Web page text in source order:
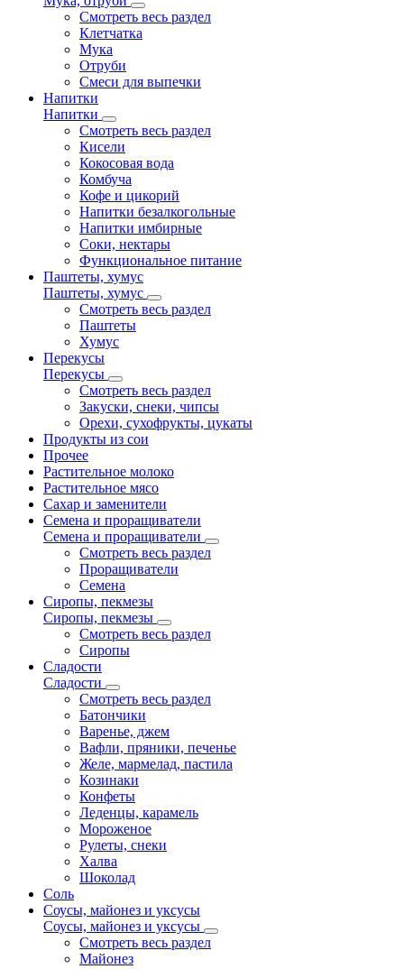
Смотреть весь раздел
Клетчатка
Мука
Отруби
Смеси для выпечки
Напитки
Напитки
Смотреть весь раздел
Кисели
Кокосовая вода
Комбуча
Кофе и цикорий
Напитки безалкогольные
Напитки имбирные
Соки, нектары
Функциональное питание
Паштеты, хумус
Паштеты, хумус
Смотреть весь раздел
Паштеты
Хумус
Перекусы
Перекусы
Смотреть весь раздел
Закуски, снеки, чипсы
Орехи, сухофрукты, цукаты
Продукты из сои
Прочее
Растительное молоко
Растительное мясо
Сахар и заменители
Семена и проращиватели
Семена и проращиватели
Смотреть весь раздел
Проращиватели
Семена
Сиропы, пекмезы
Сиропы, пекмезы
Смотреть весь раздел
Сиропы
Сладости
Сладости
Смотреть весь раздел
Батончики
Варенье, джем
Вафли, пряники, печенье
Желе, мармелад, пастила
Козинаки
Конфеты
Леденцы, карамель
Мороженое
Рулеты, снеки
Халва
Шоколад
Соль
Соусы, майонез и уксусы
Соусы, майонез и уксусы
Смотреть весь раздел
Майонез